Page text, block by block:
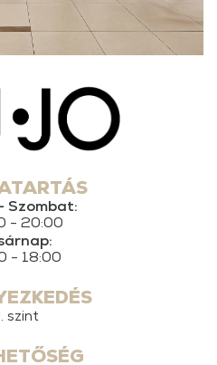
Szombat:
- 20:00
- 18:00
szint